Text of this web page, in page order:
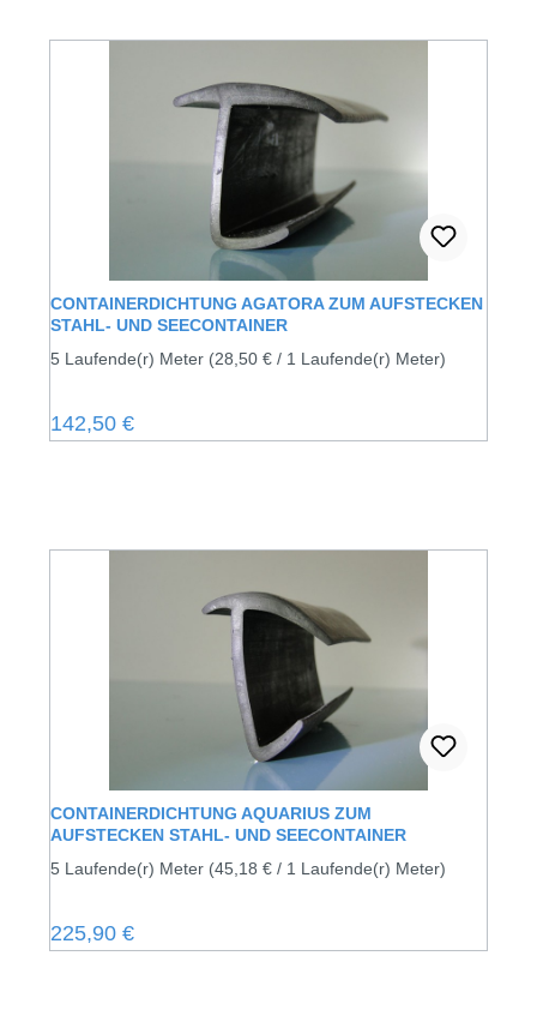
CONTAINERDICHTUNG AGATORA ZUM AUFSTECKEN
STAHL- UND SEECONTAINER
5 Laufende(r) Meter (28,50 € / 1 Laufende(r) Meter)
Regulärer Preis:
142,50 €
CONTAINERDICHTUNG AQUARIUS ZUM
AUFSTECKEN STAHL- UND SEECONTAINER
5 Laufende(r) Meter (45,18 € / 1 Laufende(r) Meter)
Regulärer Preis:
225,90 €